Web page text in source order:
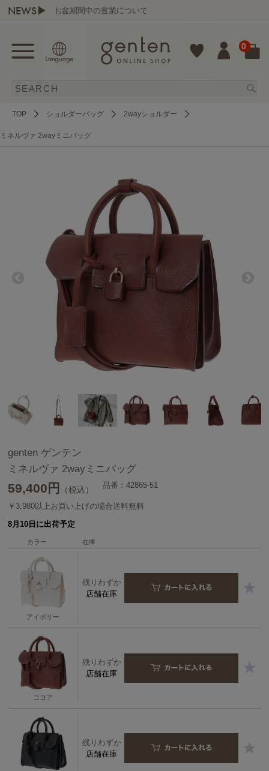
NEWS▶
お盆期間中の営業について
0
TOP ショルダーバッグ 2wayショルダー
ミネルヴァ 2wayミニバッグ
genten ゲンテン
ミネルヴァ 2wayミニバッグ
59,400 円 （税込） 品番：42865-51
￥3,980以上お買い上げの場合送料無料
8月10日に出荷予定
カラー 在庫
アイボリー
残りわずか
店舗在庫
ココア
残りわずか
店舗在庫
残りわずか
店舗在庫